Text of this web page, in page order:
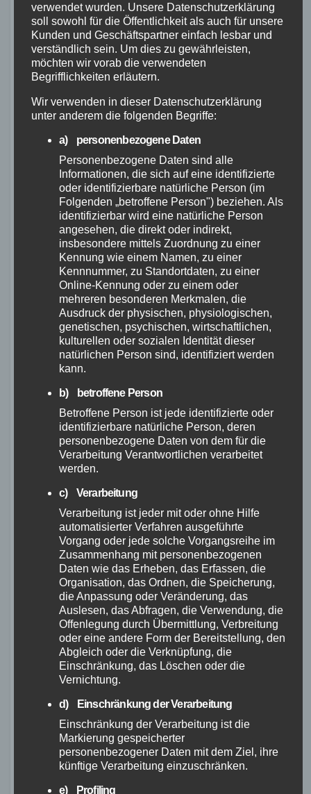
Dörfern.
Harz
Erlebe die wilde Natur des
Nationalparks Harz und
entdecke die
Sehenswürdigkeiten
entlang des Harzer
Diese MTB Bikepacking Touren bieten die
perfekte Kombination aus Abenteuer und
landschaftlicher Schönheit. Egal, ob du ein
erfahrener Mountainbiker oder ein Neuling bist,
du wirst von diesen Strecken begeistert sein.
Genieße dasGravel Bike Abenteuerin
Deutschland und entdecke die Vielfalt der
Fahrradreisen Gravel.
Extra lange
Bikepacking Touren
in Deutschland
Für diejenigen, die gerne längere Bikepacking
Touren unternehmen möchten, gibt es auch
einige besondere Strecken in Deutschland.
Hier sind einige Beispiele:
Rügen-Königsberg-
Route
Für ein wahres Bikepacking-Abenteuer auf der
Ostseeinsel Rügen ist die Rügen-Königsberg-
verwendet wurden. Unsere Datenschutzerklärung
soll sowohl für die Öffentlichkeit als auch für unsere
Kunden und Geschäftspartner einfach lesbar und
verständlich sein. Um dies zu gewährleisten,
möchten wir vorab die verwendeten
Begrifflichkeiten erläutern.
Wir verwenden in dieser Datenschutzerklärung
unter anderem die folgenden Begriffe:
a) personenbezogene Daten
Personenbezogene Daten sind alle
Informationen, die sich auf eine identifizierte
oder identifizierbare natürliche Person (im
Folgenden „betroffene Person") beziehen. Als
identifizierbar wird eine natürliche Person
angesehen, die direkt oder indirekt,
insbesondere mittels Zuordnung zu einer
Kennung wie einem Namen, zu einer
Kennnummer, zu Standortdaten, zu einer
Online-Kennung oder zu einem oder
mehreren besonderen Merkmalen, die
Ausdruck der physischen, physiologischen,
genetischen, psychischen, wirtschaftlichen,
kulturellen oder sozialen Identität dieser
natürlichen Person sind, identifiziert werden
kann.
b) betroffene Person
Betroffene Person ist jede identifizierte oder
identifizierbare natürliche Person, deren
personenbezogene Daten von dem für die
Verarbeitung Verantwortlichen verarbeitet
werden.
c) Verarbeitung
Verarbeitung ist jeder mit oder ohne Hilfe
automatisierter Verfahren ausgeführte
Vorgang oder jede solche Vorgangsreihe im
Zusammenhang mit personenbezogenen
Daten wie das Erheben, das Erfassen, die
Organisation, das Ordnen, die Speicherung,
die Anpassung oder Veränderung, das
Auslesen, das Abfragen, die Verwendung, die
Offenlegung durch Übermittlung, Verbreitung
oder eine andere Form der Bereitstellung, den
Abgleich oder die Verknüpfung, die
Einschränkung, das Löschen oder die
Vernichtung.
d) Einschränkung der Verarbeitung
Einschränkung der Verarbeitung ist die
Markierung gespeicherter
personenbezogener Daten mit dem Ziel, ihre
künftige Verarbeitung einzuschränken.
e) Profiling